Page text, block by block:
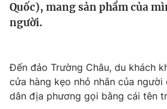
Tin tức
Câu chuyện quốc tế
Kinh tế
Thị trường
Góc doanh nghiệp
Truyền hình
Quốc), mang sản phẩm của
người.
Đến đảo Trường Châu, du khách
cửa hàng kẹo nhỏ nhắn của
dân địa phương gọi bằng cái tên